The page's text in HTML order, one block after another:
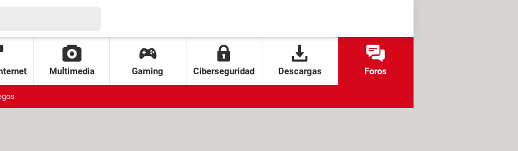
Multimedia Gaming Ciberseguridad Descargas Foros